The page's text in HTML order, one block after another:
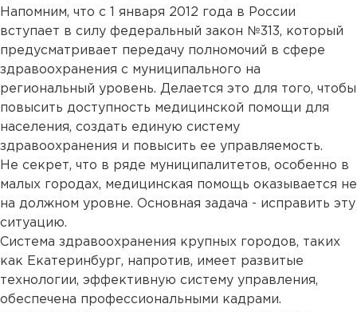
Напомним, что с 1 января 2012 года в России
вступает в силу федеральный закон №313, который
предусматривает передачу полномочий в сфере
здравоохранения с муниципального на
региональный уровень. Делается это для того, чтобы
повысить доступность медицинской помощи для
населения, создать единую систему
здравоохранения и повысить ее управляемость.
Не секрет, что в ряде муниципалитетов, особенно в
малых городах, медицинская помощь оказывается не
на должном уровне. Основная задача - исправить эту
ситуацию.
Система здравоохранения крупных городов, таких
как Екатеринбург, напротив, имеет развитые
технологии, эффективную систему управления,
обеспечена профессиональными кадрами.